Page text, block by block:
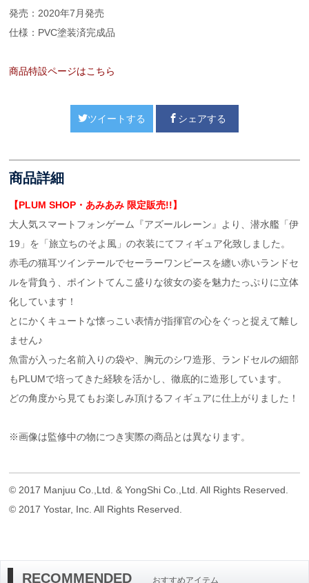
発売：2020年7月発売
仕様：PVC塗装済完成品
商品特設ページはこちら
ツイートする シェアする
商品詳細
【PLUM SHOP・あみあみ 限定販売!!】
大人気スマートフォンゲーム『アズールレーン』より、潜水艦「伊
19」を「旅立ちのそよ風」の衣装にてフィギュア化致しました。
赤毛の猫耳ツインテールでセーラーワンピースを纏い赤いランドセ
ルを背負う、ポイントてんこ盛りな彼女の姿を魅力たっぷりに立体
化しています！
とにかくキュートな懐っこい表情が指揮官の心をぐっと捉えて離し
ません♪
魚雷が入った名前入りの袋や、胸元のシワ造形、ランドセルの細部
もPLUMで培ってきた経験を活かし、徹底的に造形しています。
どの角度から見てもお楽しみ頂けるフィギュアに仕上がりました！
※画像は監修中の物につき実際の商品とは異なります。
© 2017 Manjuu Co.,Ltd. & YongShi Co.,Ltd. All Rights Reserved.
© 2017 Yostar, Inc. All Rights Reserved.
RECOMMENDED おすすめアイテム